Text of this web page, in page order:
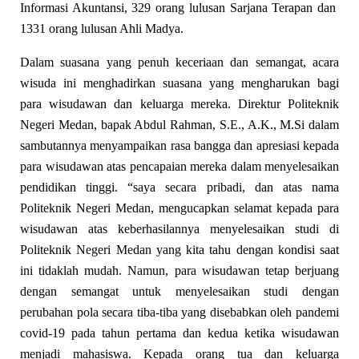
Informasi Akuntansi, 329 orang lulusan Sarjana Terapan dan
1331 orang lulusan Ahli Madya.
Dalam suasana yang penuh keceriaan dan semangat, acara
wisuda ini menghadirkan suasana yang mengharukan bagi
para wisudawan dan keluarga mereka. Direktur Politeknik
Negeri Medan, bapak Abdul Rahman, S.E., A.K., M.Si dalam
sambutannya menyampaikan rasa bangga dan apresiasi kepada
para wisudawan atas pencapaian mereka dalam menyelesaikan
pendidikan tinggi. “saya secara pribadi, dan atas nama
Politeknik Negeri Medan, mengucapkan selamat kepada para
wisudawan atas keberhasilannya menyelesaikan studi di
Politeknik Negeri Medan yang kita tahu dengan kondisi saat
ini tidaklah mudah. Namun, para wisudawan tetap berjuang
dengan semangat untuk menyelesaikan studi dengan
perubahan pola secara tiba-tiba yang disebabkan oleh pandemi
covid-19 pada tahun pertama dan kedua ketika wisudawan
menjadi mahasiswa. Kepada orang tua dan keluarga